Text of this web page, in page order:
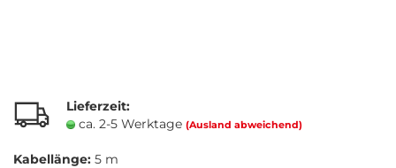
Lieferzeit:
ca. 2-5 Werktage (Ausland abweichend)
Kabellänge: 5 m